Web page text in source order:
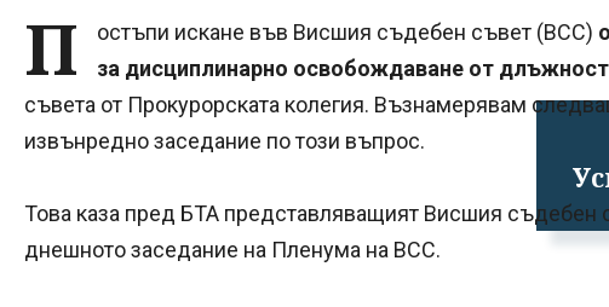
П остъпи искане във Висшия съдебен съвет (ВСС)
за дисциплинарно освобождаване от
съвета от Прокурорската колегия. Възнамерявам
извънредно заседание по този въпрос.
Това каза пред БТА представляващият Висшия съдебен
днешното заседание на Пленума на ВСС.